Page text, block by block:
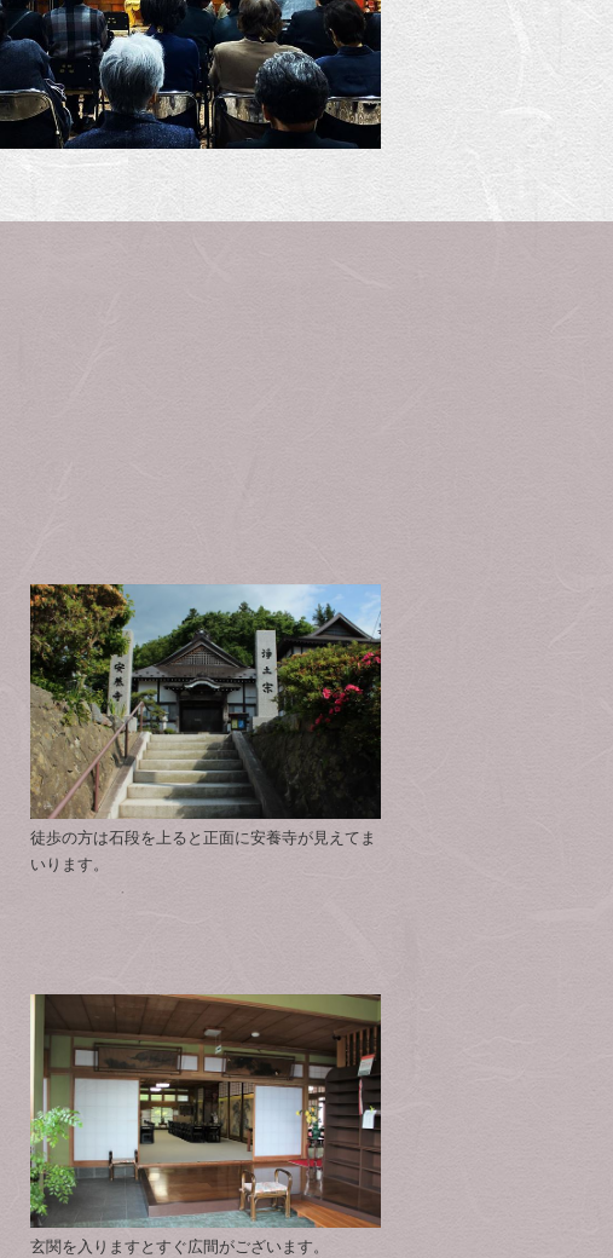
徒歩の方は石段を上ると正面に安養寺が見えてま
いります。
玄関を入りますとすぐ広間がございます。